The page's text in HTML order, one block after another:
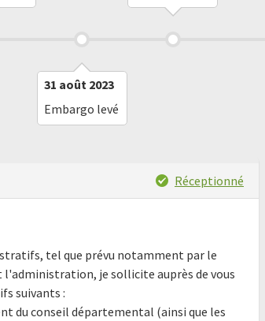
31 août 2023
Embargo levé
Réceptionné
tel que prévu notamment par le
l'administration, je sollicite auprès de vous
suivants :
du conseil départemental (ainsi que les